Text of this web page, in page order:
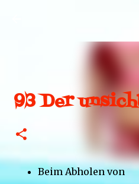
93 Der
Beim Abholen von